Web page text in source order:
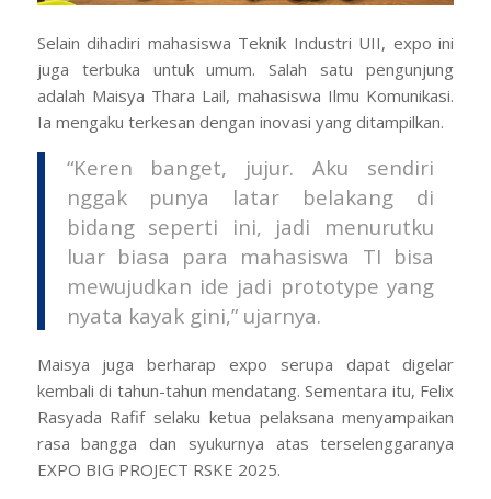
Selain dihadiri mahasiswa Teknik Industri UII, expo ini
juga terbuka untuk umum. Salah satu pengunjung
adalah Maisya Thara Lail, mahasiswa Ilmu Komunikasi.
Ia mengaku terkesan dengan inovasi yang ditampilkan.
“Keren banget, jujur. Aku sendiri
nggak punya latar belakang di
bidang seperti ini, jadi menurutku
luar biasa para mahasiswa TI bisa
mewujudkan ide jadi prototype yang
nyata kayak gini,” ujarnya.
Maisya juga berharap expo serupa dapat digelar
kembali di tahun-tahun mendatang.Sementara itu, Felix
Rasyada Rafif selaku ketua pelaksana menyampaikan
rasa bangga dan syukurnya atas terselenggaranya
EXPO BIG PROJECT RSKE 2025.